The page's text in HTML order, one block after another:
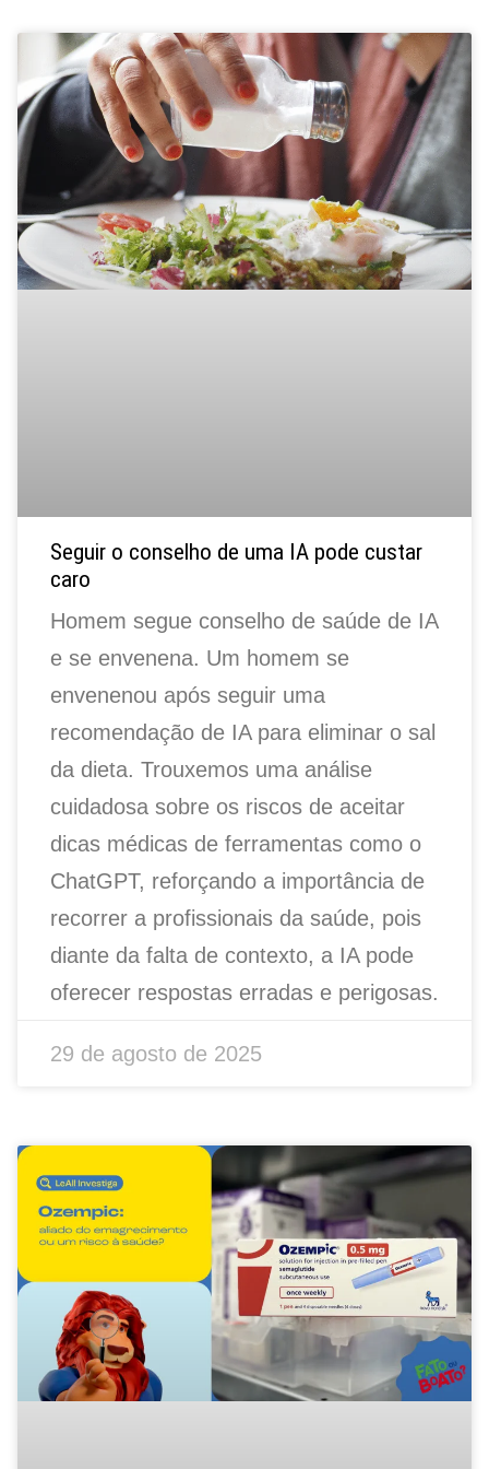
Seguir o conselho de uma IA pode custar
caro
Homem segue conselho de saúde de IA
e se envenena. Um homem se
envenenou após seguir uma
recomendação de IA para eliminar o sal
da dieta. Trouxemos uma análise
cuidadosa sobre os riscos de aceitar
dicas médicas de ferramentas como o
ChatGPT, reforçando a importância de
recorrer a profissionais da saúde, pois
diante da falta de contexto, a IA pode
oferecer respostas erradas e perigosas.
29 de agosto de 2025